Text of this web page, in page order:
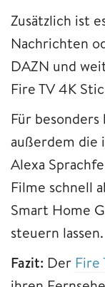
Zusätzlich ist
Nachrichten
DAZN und
Fire TV 4K
Für
außerdem die
Alexa
Filme schnell
Smart Home
steuern lassen.
Fazit: Der Fire